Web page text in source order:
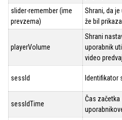
slider-remember (ime
prevzema)
Shrani, da
že bil
playerVolume
Shrani
uporabnik
video
sessId Identifikator
sessIdTime
Čas začetka